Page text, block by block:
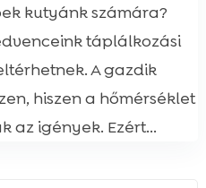
kutyánk számára?
táplálkozási
A gazdik
hiszen a hőmérséklet
az igények. Ezért...